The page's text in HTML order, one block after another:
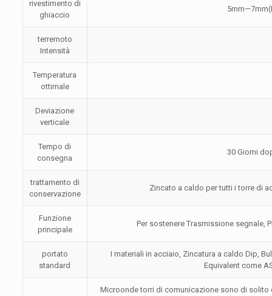
rivestimento di
ghiaccio
terremoto
Intensità
Temperatura
ottimale
Deviazione
verticale
Tempo di
consegna
30 Giorni
trattamento di
conservazione
Zincato a caldo per tutti i torre di
Funzione
principale
Per sostenere Trasmissione segnale,
portato
standard
I materiali in acciaio, Zincatura a caldo Dip,
Equivalent come
Microonde torri di comunicazione sono di